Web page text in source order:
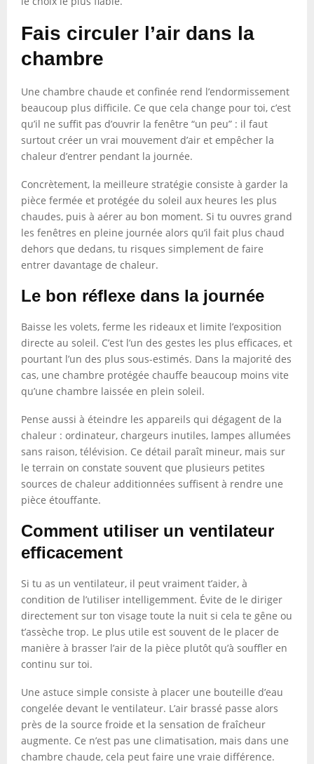
Fais circuler l’air dans la
chambre
Une chambre chaude et confinée rend l’endormissement
beaucoup plus difficile. Ce que cela change pour toi, c’est
qu’il ne suffit pas d’ouvrir la fenêtre “un peu” : il faut
surtout créer un vrai mouvement d’air et empêcher la
chaleur d’entrer pendant la journée.
Concrètement, la meilleure stratégie consiste à garder la
pièce fermée et protégée du soleil aux heures les plus
chaudes, puis à aérer au bon moment. Si tu ouvres grand
les fenêtres en pleine journée alors qu’il fait plus chaud
dehors que dedans, tu risques simplement de faire
entrer davantage de chaleur.
Le bon réflexe dans la journée
Baisse les volets, ferme les rideaux et limite l’exposition
directe au soleil. C’est l’un des gestes les plus efficaces, et
pourtant l’un des plus sous-estimés. Dans la majorité des
cas, une chambre protégée chauffe beaucoup moins vite
qu’une chambre laissée en plein soleil.
Pense aussi à éteindre les appareils qui dégagent de la
chaleur : ordinateur, chargeurs inutiles, lampes allumées
sans raison, télévision. Ce détail paraît mineur, mais sur
le terrain on constate souvent que plusieurs petites
sources de chaleur additionnées suffisent à rendre une
pièce étouffante.
Comment utiliser un ventilateur
efficacement
Si tu as un ventilateur, il peut vraiment t’aider, à
condition de l’utiliser intelligemment. Évite de le diriger
directement sur ton visage toute la nuit si cela te gêne ou
t’assèche trop. Le plus utile est souvent de le placer de
manière à brasser l’air de la pièce plutôt qu’à souffler en
continu sur toi.
Une astuce simple consiste à placer une bouteille d’eau
congelée devant le ventilateur. L’air brassé passe alors
près de la source froide et la sensation de fraîcheur
augmente. Ce n’est pas une climatisation, mais dans une
chambre chaude, cela peut faire une vraie différence.